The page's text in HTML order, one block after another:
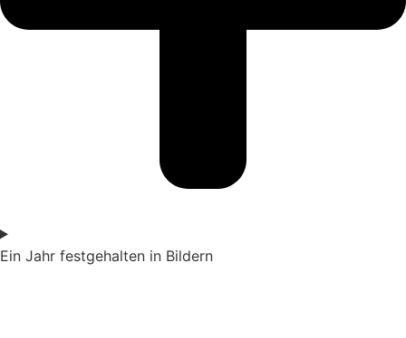
Ein Jahr festgehalten in Bildern